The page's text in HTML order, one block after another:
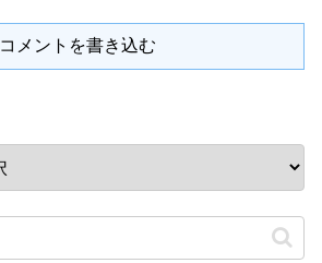
コメントを書き込む